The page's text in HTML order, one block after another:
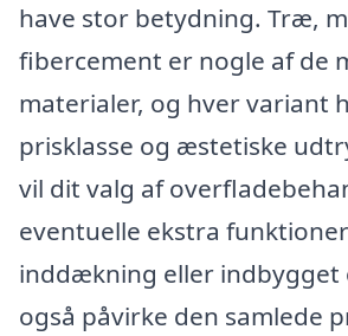
have stor betydning. Træ,
fibercement er nogle af de
materialer, og hver variant
prisklasse og æstetiske
vil dit valg af
eventuelle ekstra
inddækning eller indbygget
også påvirke den samlede